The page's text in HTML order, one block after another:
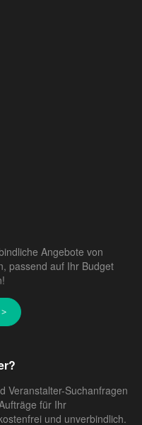
Angebote von
passend auf Ihr Budget
Veranstalter-Suchanfragen
für Ihr
und unverbindlich.